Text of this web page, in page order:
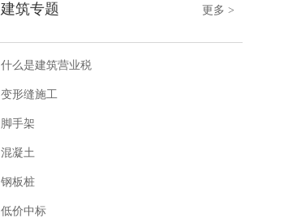
建筑专题 更多 >
什么是建筑营业税
变形缝施工
脚手架
混凝土
钢板桩
低价中标